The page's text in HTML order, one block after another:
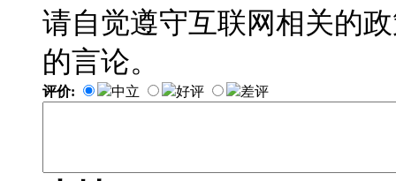
请自觉遵守互联网相关的
的言论。
评价: 中立 好评 差评